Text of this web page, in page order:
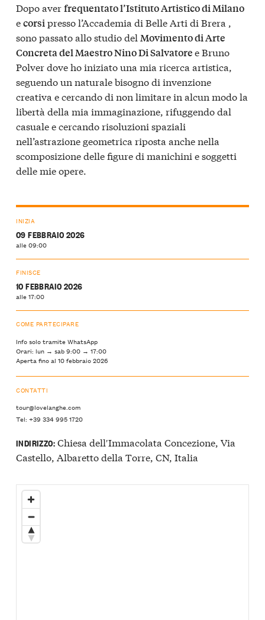
Dopo averfrequentato l’Istituto Artistico di Milano
ecorsipresso l’Accademia di Belle Arti di Brera ,
sono passato allo studio del Movimento di Arte
Concreta del Maestro Nino Di Salvatoree Bruno
Polver dove ho iniziato una mia ricerca artistica,
seguendo un naturale bisogno di invenzione
creativa e cercando di non limitare in alcun modo la
libertà della mia immaginazione, rifuggendo dal
casuale e cercando risoluzioni spaziali
nell’astrazione geometrica riposta anche nella
scomposizione delle figure di manichini e soggetti
delle mie opere.
INIZIA
09 FEBBRAIO 2026
alle 09:00
FINISCE
10 FEBBRAIO 2026
alle 17:00
COME PARTECIPARE
Info solo tramite WhatsApp
Orari: lun → sab 9:00 → 17:00
Aperta fino al 10 febbraio 2026
CONTATTI
tour@lovelanghe.com
Tel: +39 334 995 1720
INDIRIZZO:Chiesa dell′Immacolata Concezione, Via
Castello, Albaretto della Torre, CN, Italia